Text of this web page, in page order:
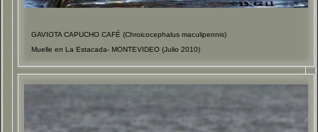
GAVIOTA CAPUCHO CAFÉ (Chroicocephalus maculipennis)
Muelle en La Estacada- MONTEVIDEO (Julio 2010)